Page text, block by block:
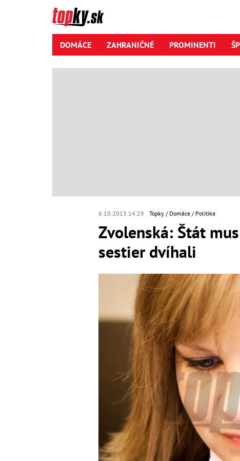
DOMÁCE ZAHRANIČNÉ PROMINENTI
6.10.2013 14:29 Topky Domáce Politika
Zvolenská: Štát
sestier dvíhali